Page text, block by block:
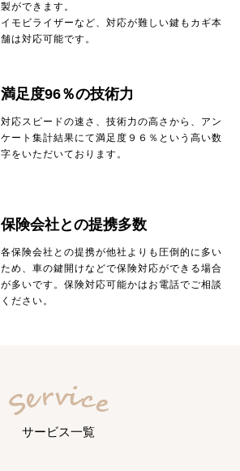
製ができます。
イモビライザーなど、対応が難しい鍵もカギ本
舗は対応可能です。
満足度96％の技術力
対応スピードの速さ、技術力の高さから、アン
ケート集計結果にて満足度９６％という高い数
字をいただいております。
保険会社との提携多数
各保険会社との提携が他社よりも圧倒的に多い
ため、車の鍵開けなどで保険対応ができる場合
が多いです。保険対応可能かはお電話でご相談
ください。
サービス一覧